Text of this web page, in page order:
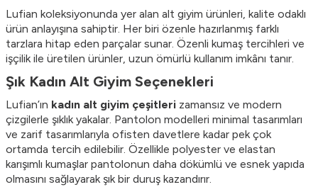
Lufian koleksiyonunda yer alan alt giyim ürünleri, kalite odaklı
ürün anlayışına sahiptir. Her biri özenle hazırlanmış farklı
tarzlara hitap eden parçalar sunar. Özenli kumaş tercihleri ve
işçilik ile üretilen ürünler, uzun ömürlü kullanım imkânı tanır.
Şık Kadın Alt Giyim Seçenekleri
Lufian’ın kadın alt giyim çeşitleri zamansız ve modern
çizgilerle şıklık yakalar. Pantolon modelleri minimal tasarımları
ve zarif tasarımlarıyla ofisten davetlere kadar pek çok
ortamda tercih edilebilir. Özellikle polyester ve elastan
karışımlı kumaşlar pantolonun daha dökümlü ve esnek yapıda
olmasını sağlayarak şık bir duruş kazandırır.